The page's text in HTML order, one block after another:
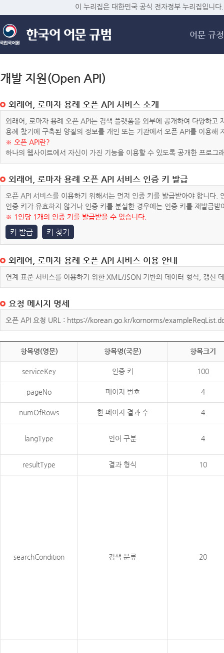
메
이 누리집은 대한민국 공식 전자정부 누리집입니다.
어문 규정
개발 지원(Open API)
외래어, 로마자 용례 오픈 API 서비스 소개
외래어, 로마자 용례 오픈 API는 검색 플랫폼을 외부에 공개하여 다양하
용례 찾기에 구축된 양질의 정보를 개인 또는 기관에서 오픈 API를 이용해
※ 오픈 API란?
하나의 웹사이트에서 자신이 가진 기능을 이용할 수 있도록 공개한 프로그
외래어, 로마자 용례 오픈 API 서비스 인증 키 발급
오픈 API 서비스를 이용하기 위해서는 먼저 인증 키를 발급받아야 합니다
인증 키가 유효하지 않거나 인증 키를 분실한 경우에는 인증 키를 재발급받
※ 1인당 1개의 인증 키를 발급받을 수 있습니다.
키 발급 키 찾기
외래어, 로마자 용례 오픈 API 서비스 이용 안내
연계 표준 서비스를 이용하기 위한 XML/JSON 기반의 데이터 형식, 갱신
요청 메시지 명세
오픈 API 요청 URL : https://korean.go.kr/kornorms/
항목명(영문) 항목명(국문) 항목크기
serviceKey 인증 키 100
pageNo 페이지 번호 4
numOfRows 한 페이지 결과 수 4
langType 언어 구분 4
resultType 결과 형식 10
searchCondition 검색 분류 20